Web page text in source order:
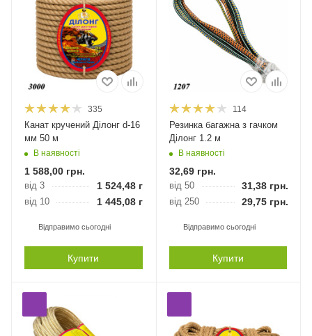
335
Канат кручений Ділонг d-16
мм 50 м
В наявності
1 588,00 грн.
від 3 1 524,48 грн.
від 10 1 445,08 грн.
Відправимо сьогодні
Купити
114
Резинка багажна з гачком
Ділонг 1.2 м
В наявності
32,69грн.
від 50 31,38грн.
від 250 29,75грн.
Відправимо сьогодні
Купити